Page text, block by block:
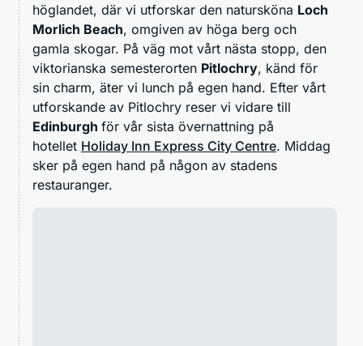
höglandet, där vi utforskar den natursköna Loch
Morlich Beach, omgiven av höga berg och
gamla skogar. På väg mot vårt nästa stopp, den
viktorianska semesterorten Pitlochry, känd för
sin charm, äter vi lunch på egen hand. Efter vårt
utforskande av Pitlochry reser vi vidare till
Edinburgh för vår sista övernattning på
hotellet Holiday Inn Express City Centre. Middag
sker på egen hand på någon av stadens
restauranger.